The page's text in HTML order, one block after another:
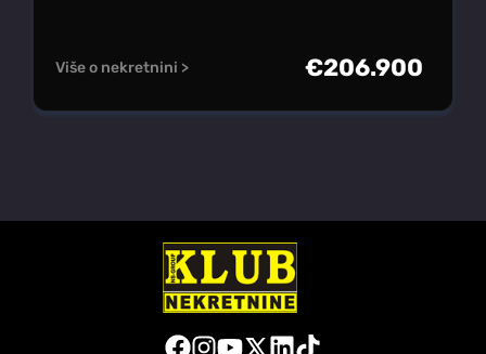
Više o nekretnini > €206.900